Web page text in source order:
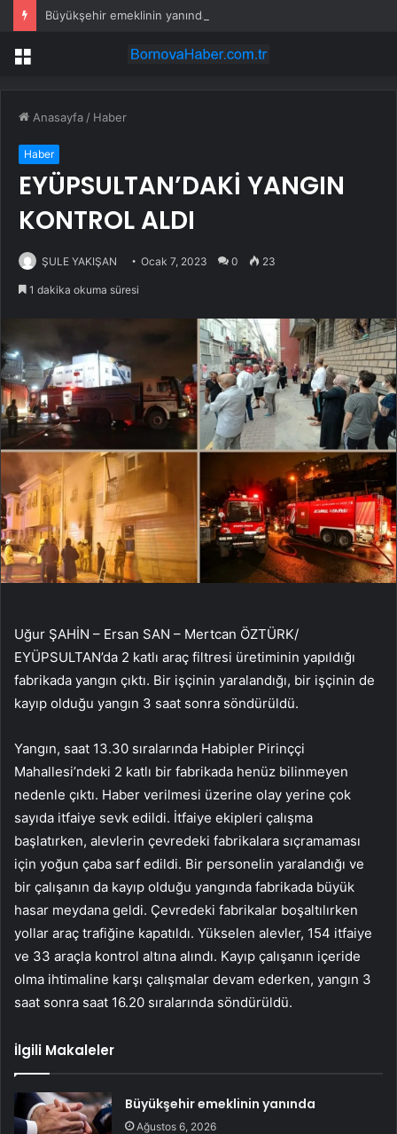
Büyükşehir emeklinin yanında
Menü
Anasayfa / Haber
Haber
EYÜPSULTAN’DAKİ YANGIN
KONTROL ALDI
ŞULE YAKIŞAN Ocak 7, 2023 0 23
1 dakika okuma süresi
Uğur ŞAHİN – Ersan SAN – Mertcan ÖZTÜRK/
EYÜPSULTAN’da 2 katlı araç filtresi üretiminin yapıldığı
fabrikada yangın çıktı. Bir işçinin yaralandığı, bir işçinin de
kayıp olduğu yangın 3 saat sonra söndürüldü.
Yangın, saat 13.30 sıralarında Habipler Pirinççi
Mahallesi’ndeki 2 katlı bir fabrikada henüz bilinmeyen
nedenle çıktı. Haber verilmesi üzerine olay yerine çok
sayıda itfaiye sevk edildi. İtfaiye ekipleri çalışma
başlatırken, alevlerin çevredeki fabrikalara sıçramaması
için yoğun çaba sarf edildi. Bir personelin yaralandığı ve
bir çalışanın da kayıp olduğu yangında fabrikada büyük
hasar meydana geldi. Çevredeki fabrikalar boşaltılırken
yollar araç trafiğine kapatıldı. Yükselen alevler, 154 itfaiye
ve 33 araçla kontrol altına alındı. Kayıp çalışanın içeride
olma ihtimaline karşı çalışmalar devam ederken, yangın 3
saat sonra saat 16.20 sıralarında söndürüldü.
İlgili Makaleler
Büyükşehir emeklinin yanında
Ağustos 6, 2026